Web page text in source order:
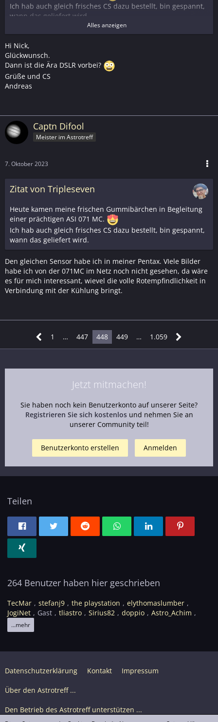
Ich hab auch gleich frisches CS dazu bestellt, bin gespannt,
wann das geliefert wird.
LG & CS, Nick
Alles anzeigen
Hi Nick,
Glückwunsch.
Dann ist die Ära DSLR vorbei?
Grüße und CS
Andreas
Captn Difool
Meister im Astrotreff
7. Oktober 2023
Zitat von Tripleseven
Heute kamen meine frischen Gummibärchen in Begleitung
einer prächtigen ASI 071 MC.
Ich hab auch gleich frisches CS dazu bestellt, bin gespannt,
wann das geliefert wird.
Den gleichen Sensor habe ich in meiner Pentax. VIele Bilder
habe ich von der 071MC im Netz noch nicht gesehen, da wäre
es für mich interessant, wievel die volle Rotempfindlichkeit in
Verbindung mit der Kühlung bringt.
1 … 447 448 449 … 1.059
Jetzt mitmachen!
Sie haben noch kein Benutzerkonto auf unserer Seite?
Registrieren Sie sich kostenlosund nehmen Sie an
unserer Community teil!
Benutzerkonto erstellen Anmelden
Teilen
264 Benutzer haben hier geschrieben
TecMar stefanj9 the playstation
elythomaslumber
JogiNet
Gast tliastro Sirius82 doppio Astro_Achim
...mehr
Datenschutzerklärung Kontakt Impressum
Über den Astrotreff ...
Den Betrieb des Astrotreff unterstützen ...